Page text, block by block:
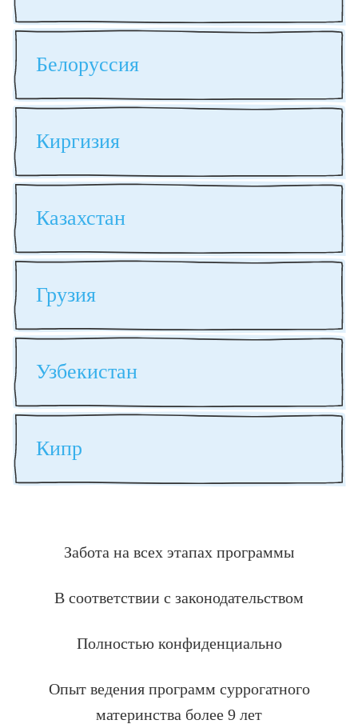
Белоруссия
Киргизия
Казахстан
Грузия
Узбекистан
Кипр
Забота на всех этапах программы
В соответствии с законодательством
Полностью конфиденциально
Опыт ведения программ суррогатного
материнства более 9 лет